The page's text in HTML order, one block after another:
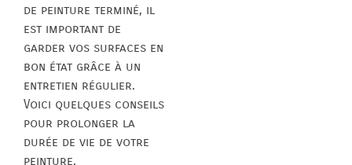
de peinture terminé, il
est important de
garder vos surfaces en
bon état grâce à un
entretien régulier.
Voici quelques conseils
pour prolonger la
durée de vie de votre
peinture.